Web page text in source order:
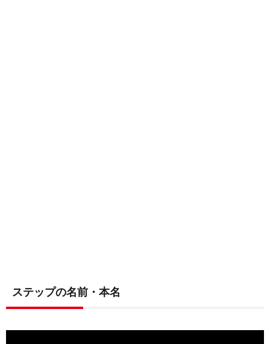
ステップの名前・本名